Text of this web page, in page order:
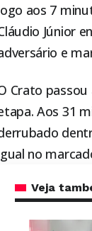
aos 7
Júnior
e
Crato
Aos 31
no
Veja